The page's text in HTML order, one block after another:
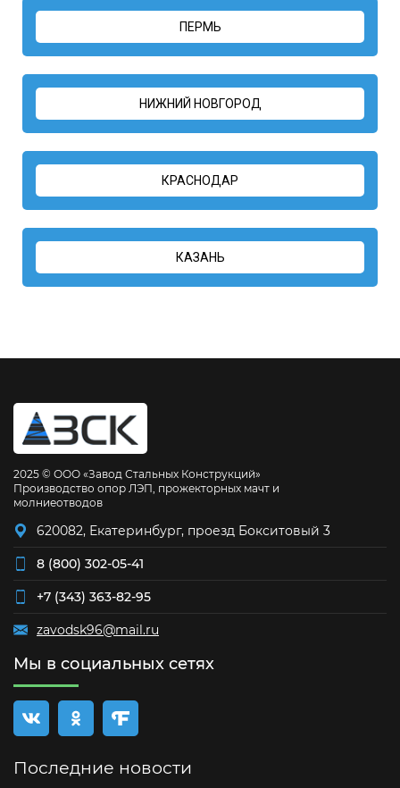
ПЕРМЬ
НИЖНИЙ НОВГОРОД
КРАСНОДАР
КАЗАНЬ
2025 © ООО «Завод Стальных Конструкций»
Производство опор ЛЭП, прожекторных мачт и
молниеотводов
620082, Екатеринбург, проезд Бокситовый 3
8 (800) 302-05-41
+7 (343) 363-82-95
zavodsk96@mail.ru
Мы в социальных сетях
Последние новости